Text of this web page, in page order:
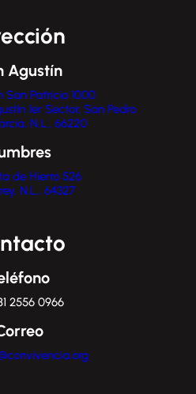
Agustín
San Patricio 1000
1er Sector, San Pedro
N.L., 66220
de Hierro 526
N.L., 64327
2556 0966